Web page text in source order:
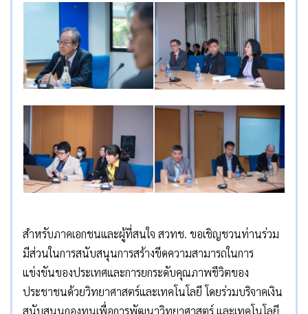
สำหรับภาคเอกชนและผู้ที่สนใจ สวทช. ขอเชิญชวนท่านร่วม
มีส่วนในการสนับสนุนการสร้างขีดความสามารถในการ
แข่งขันของประเทศและการยกระดับคุณภาพชีวิตของ
ประชาชนด้วยวิทยาศาสตร์และเทคโนโลยี โดยร่วมบริจาคเงิน
สนับสนุนกองทุนเพื่อการพัฒนาวิทยาศาสตร์ และเทคโนโลยี